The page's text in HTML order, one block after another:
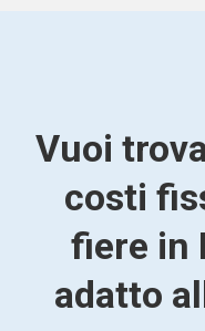
Vuoi
costi
fiere in
adatto